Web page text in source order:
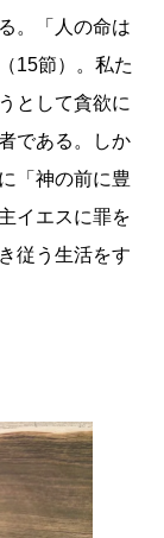
。「人の命は
15節）。私た
として貪欲に
である。しか
「 神の前に豊
イエスに罪を
従う生活をす